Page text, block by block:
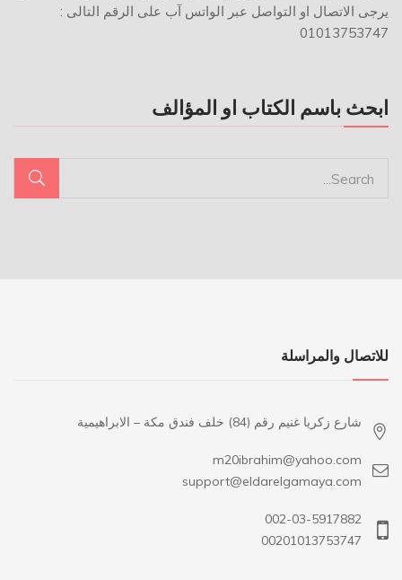
يرجى الاتصال او التواصل عبر الواتس آب على الرقم التالى :
01013753747
ابحث باسم الكتاب او المؤالف
للاتصال والمراسلة
شارع زكريا غنيم رقم (84) خلف فندق مكة – الابراهيمية
m20ibrahim@yahoo.com
support@eldarelgamaya.com
002-03-5917882
00201013753747